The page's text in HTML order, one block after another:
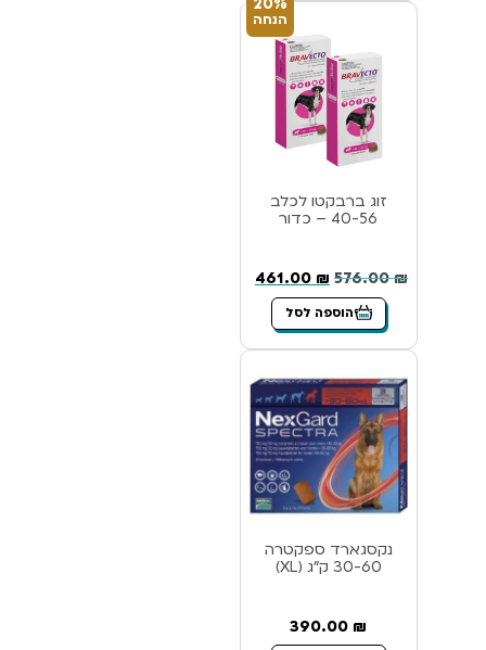
הנחה
זוג ברבקטו לכלב
40-56 – כדור
576.00₪
461.00 ₪
הוספה לסל
נקסגארד ספקטרה
30-60 ק”ג (XL)
390.00 ₪